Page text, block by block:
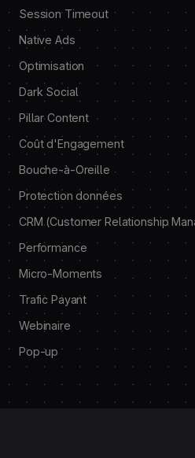
Session Timeout
Native Ads
Optimisation
Dark Social
Pillar Content
Coût d'Engagement
Bouche-à-Oreille
Protection données
CRM (Customer Relationship
Performance
Micro-Moments
Trafic Payant
Webinaire
Pop-up